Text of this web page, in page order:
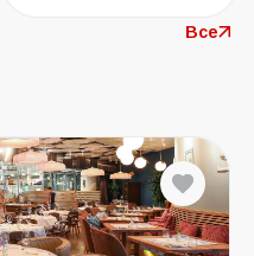
Все